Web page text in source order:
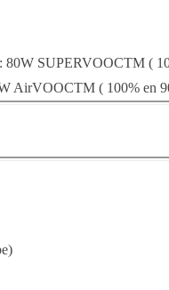
80W SUPERVOOCTM (
AirVOOCTM ( 100% en